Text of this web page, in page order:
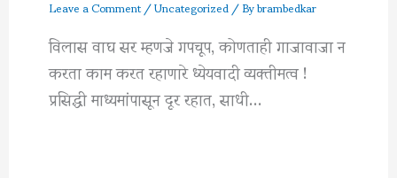
Leave a Comment/Uncategorized/ Bybrambedkar
विलास वाघ सर म्हणजे गपचूप, कोणताही गाजावाजा न
करता काम करत रहाणारे ध्येयवादी व्यक्तीमत्व !
प्रसिद्धी माध्यमांपासून दूर रहात, साधी…